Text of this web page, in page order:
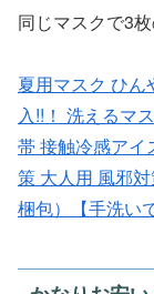
同じマスクで3
夏用マスク ひ
入!!！ 洗える
帯 接触冷感アイ
策 大人用 風邪
梱包）【手洗い